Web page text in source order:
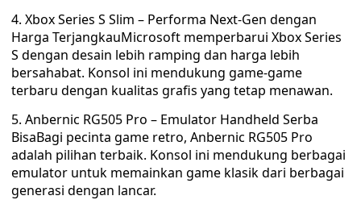
4. Xbox Series S Slim – Performa Next-Gen dengan
Harga TerjangkauMicrosoft memperbarui Xbox Series
S dengan desain lebih ramping dan harga lebih
bersahabat. Konsol ini mendukung game-game
terbaru dengan kualitas grafis yang tetap menawan.
5. Anbernic RG505 Pro – Emulator Handheld Serba
BisaBagi pecinta game retro, Anbernic RG505 Pro
adalah pilihan terbaik. Konsol ini mendukung berbagai
emulator untuk memainkan game klasik dari berbagai
generasi dengan lancar.